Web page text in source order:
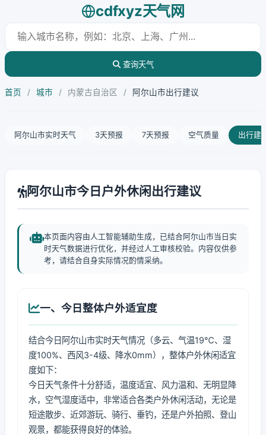
cdfxyz天气网
查询天气
首页 / 城市 / 内蒙古自治区 / 阿尔山市出行建议
阿尔山市实时天气 3天预报 7天预报 空气质量 出行建
阿尔山市今日户外休闲出行建议
本页面内容由人工智能辅助生成，已结合阿尔山市当日实
时天气数据进行优化，并经过人工审核校验。内容仅供参
考，请结合自身实际情况酌情采纳。
一、今日整体户外适宜度
结合今日阿尔山市实时天气情况（多云、气温19℃、湿
度100%、西风3-4级、降水0mm），整体户外休闲适宜
度如下：
今日天气条件十分舒适，温度适宜、风力温和、无明显降
水，空气湿度适中，非常适合各类户外休闲活动，无论是
短途散步、近郊游玩、骑行、垂钓，还是户外拍照、登山
观景，都能获得良好的体验。